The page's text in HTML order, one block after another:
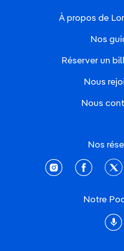
À propos de
Nos
Réserver un
Nous
Nous
Nos
instagramfacebook
Notre